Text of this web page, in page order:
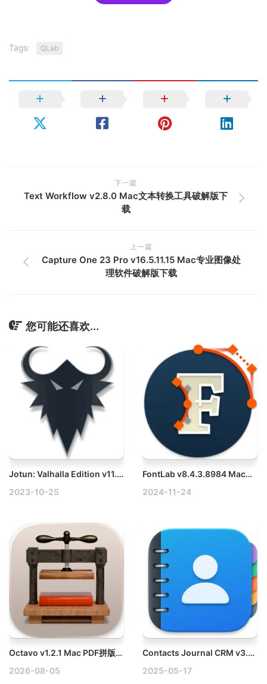
Tags: QLab
下一篇
Text Workflow v2.8.0 Mac文本转换工具破解版下
载
上一篇
Capture One 23 Pro v16.5.11.15 Mac专业图像处
理软件破解版下载
您可能还喜欢...
Jotun: Valhalla Edition v11.09.2019(32397) Mac巨人约顿动作冒险游戏
2023-10-25
FontLab v8.4.3.8984 Mac字体设计及开发工具破解版
2024-11-24
Octavo v1.2.1 Mac PDF拼版工具破解版
2026-08-05
Contacts Journal CRM v3.4.0 Mac客户关系管理软件
2025-05-17